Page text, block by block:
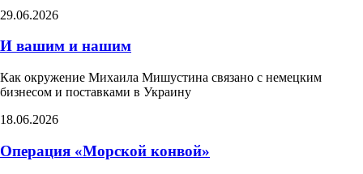
29.06.2026
И вашим и нашим
Как окружение Михаила Мишустина связано с немецким
бизнесом и поставками в Украину
18.06.2026
Операция «Морской конвой»